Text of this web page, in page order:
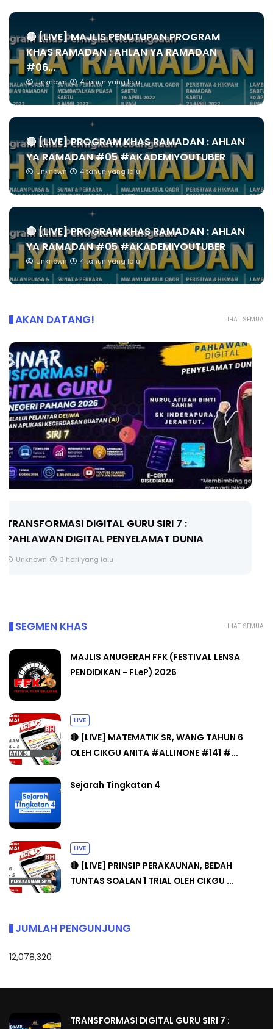
🔴 [LIVE] MAJLIS PENUTUPAN PROGRAM
KHAS RAMADAN : AHLAN YA RAMADAN
#06...
Unknown 4 tahun yang lalu
🔴 [LIVE] PROGRAM KHAS RAMADAN : AHLAN
YA RAMADAN #05 #AKADEMIYOUTUBER
Unknown 4 tahun yang lalu
🔴 [LIVE] PROGRAM KHAS RAMADAN : AHLAN
YA RAMADAN #05 #AKADEMIYOUTUBER
Unknown 4 tahun yang lalu
LIHAT SEMUA
AKAN DATANG!
MAJLIS ANUGERAH FFK (FESTIVAL LENSA
PENDIDIKAN - FLeP) 2026
Unknown 4 hari yang lalu
LIHAT SEMUA
SEGMEN KHAS
MAJLIS ANUGERAH FFK (FESTIVAL LENSA
PENDIDIKAN - FLeP) 2026
LIVE
🔴 [LIVE] MATEMATIK SR, WANG TAHUN 6
OLEH CIKGU ANITA #ALLINONE #141 #...
Sejarah Tingkatan 4
LIVE
🔴 [LIVE] PRINSIP PERAKAUNAN, BEDAH
TUNTAS SOALAN 1 TRIAL OLEH CIKGU ...
JUMLAH PENGUNJUNG
12,078,320
TRANSFORMASI DIGITAL GURU SIRI 7 :